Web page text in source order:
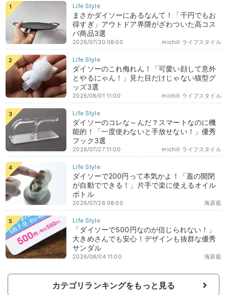
まさかダイソーにあるなんて！「千円でもお
得すぎ」アウトドア界隈がざわついた高コス
パ商品3選
michill ライフスタイル
2026/07/30 08:00
ダイソーのこれ侮れん！「可愛い顔して意外
とやるにゃん！」見た目だけじゃない猫型グ
ッズ3選
michill ライフスタイル
2026/08/01 11:00
ダイソーのコレな～んだ？スマートなのに機
能的！「一度使わないと手放せない！」優秀
フック3選
michill ライフスタイル
2026/07/27 11:00
ダイソーで200円って本気かよ！「蓋の開閉
が自動でできる！」片手で楽に使えるオイル
ボトル
海原藍
2026/07/26 08:00
「ダイソーで500円なのが信じられない！」
大きめさんでも安心！デザインも抜群な優秀
サンダル
海原藍
2026/08/04 11:00
カテゴリランキングをもっと見る